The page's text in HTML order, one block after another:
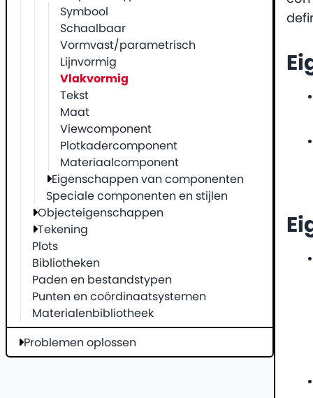
Symbool
Schaalbaar
Vormvast/parametrisch
Lijnvormig
Vlakvormig
Tekst
Maat
Viewcomponent
Plotkadercomponent
Materiaalcomponent
Eigenschappen van componenten
Speciale componenten en stijlen
Objecteigenschappen
Tekening
Plots
Bibliotheken
Paden en bestandstypen
Punten en coördinaatsystemen
Materialenbibliotheek
Problemen oplossen